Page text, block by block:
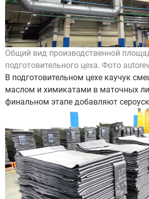
Общий вид производственной
подготовительного цеха. Фото
В подготовительном цехе каучук
маслом и химикатами в маточных
финальном этапе добавляют